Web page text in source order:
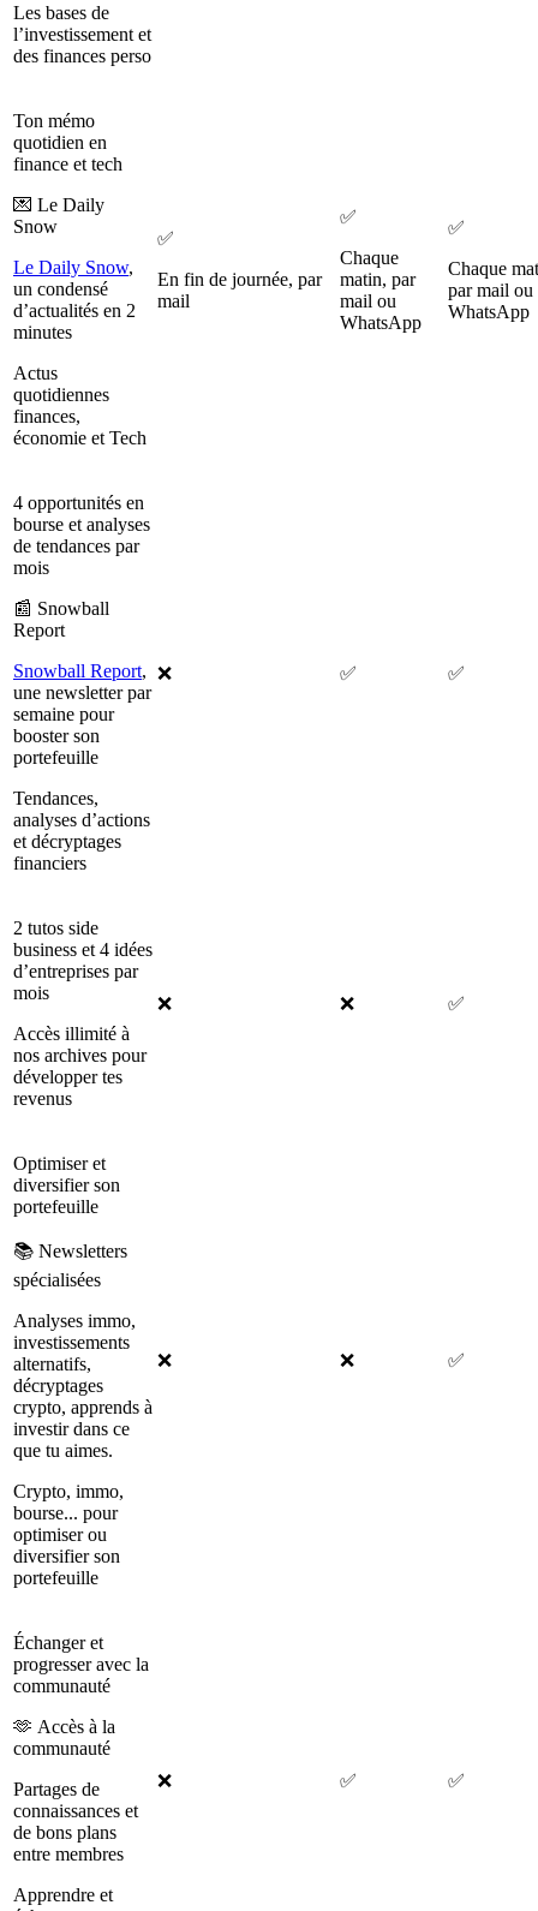
Les bases de
l’investissement et
des finances perso
Ton mémo
quotidien en
finance et tech
💌 Le Daily
Snow
Le Daily Snow,
un condensé
d’actualités en 2
minutes
Actus
quotidiennes
finances,
économie et Tech
✅
En fin de journée, par
mail
✅
Chaque
matin, par
mail ou
WhatsApp
✅
Chaque
par mail ou
WhatsApp
4 opportunités en
bourse et analyses
de tendances par
mois
📰 Snowball
Report
Snowball Report,
une newsletter par
semaine pour
booster son
portefeuille
Tendances,
analyses d’actions
et décryptages
financiers
❌ ✅ ✅
2 tutos side
business et 4 idées
d’entreprises par
mois
Accès illimité à
nos archives pour
développer tes
revenus
❌ ❌ ✅
Optimiser et
diversifier son
portefeuille
📚 Newsletters
spécialisées
Analyses immo,
investissements
alternatifs,
décryptages
crypto, apprends à
investir dans ce
que tu aimes.
Crypto, immo,
bourse... pour
optimiser ou
diversifier son
portefeuille
❌ ❌ ✅
Échanger et
progresser avec la
communauté
🫶 Accès à la
communauté
Partages de
connaissances et
de bons plans
entre membres
Apprendre et
❌ ✅ ✅